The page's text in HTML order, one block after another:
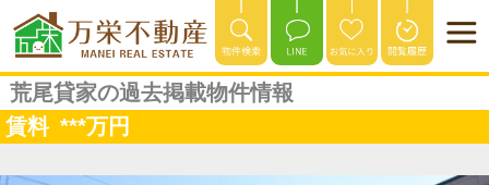
荒尾貸家の過去掲載物件情報
賃料 ***万円